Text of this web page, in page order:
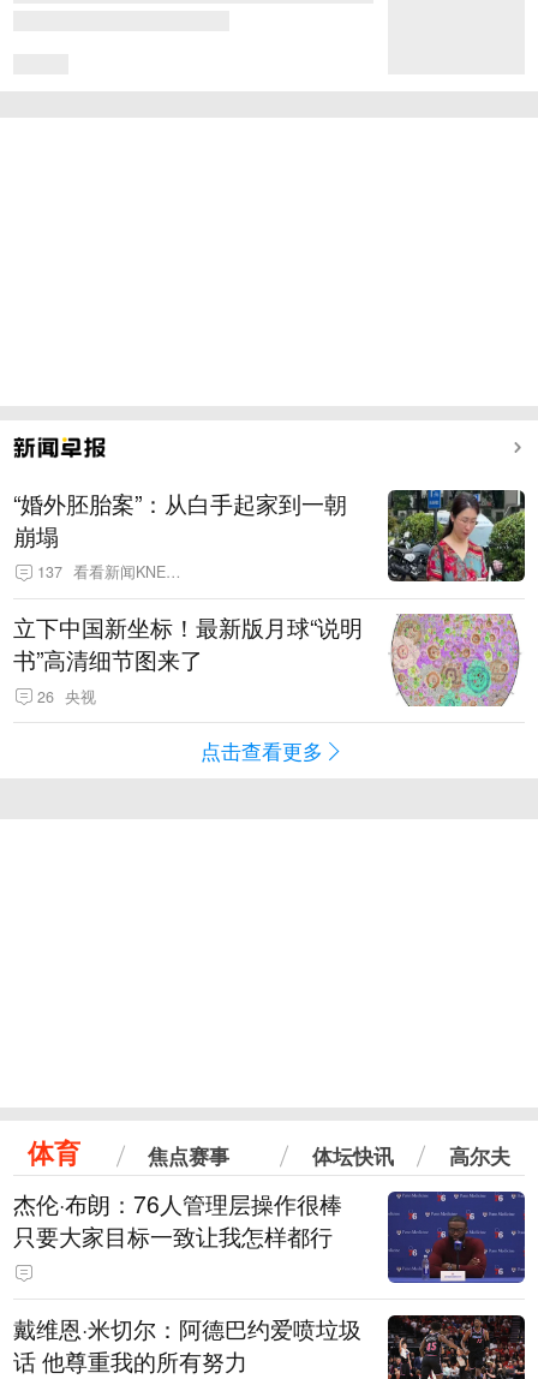
“婚外胚胎案”：从白手起家到一朝
崩塌
137 看看新闻KNEWS
立下中国新坐标！最新版月球“说明
书”高清细节图来了
26 央视
点击查看更多
体育 焦点赛事 体坛快讯 高尔夫
杰伦·布朗：76人管理层操作很棒
只要大家目标一致让我怎样都行
戴维恩·米切尔：阿德巴约爱喷垃圾
话 他尊重我的所有努力